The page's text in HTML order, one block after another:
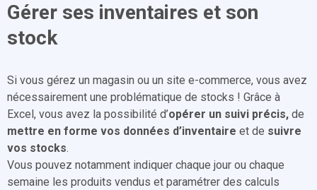
Gérer ses inventaires et son
stock
Si vous gérez un magasin ou un site e-commerce, vous avez
nécessairement une problématique de stocks ! Grâce à
Excel, vous avez la possibilité d’opérer un suivi précis, de
mettre en forme vos données d’inventaire et de suivre
vos stocks.
Vous pouvez notamment indiquer chaque jour ou chaque
semaine les produits vendus et paramétrer des calculs